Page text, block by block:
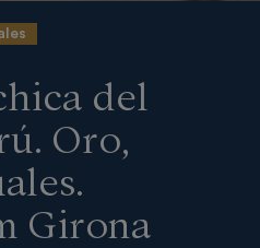
del
Oro,
Girona